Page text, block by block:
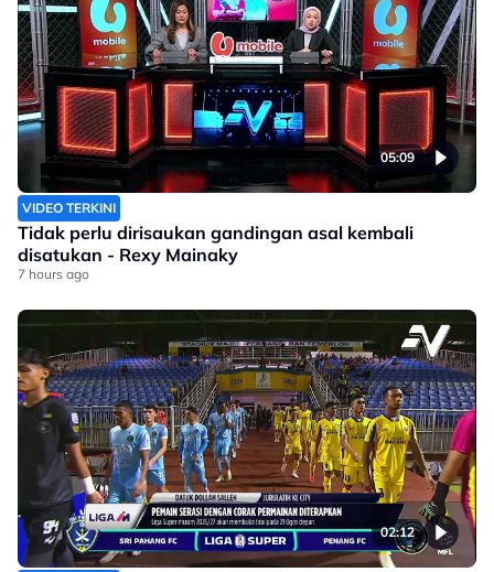
05:09
VIDEO TERKINI
Tidak perlu dirisaukan gandingan asal kembali
disatukan - Rexy Mainaky
7 hours ago
02:12